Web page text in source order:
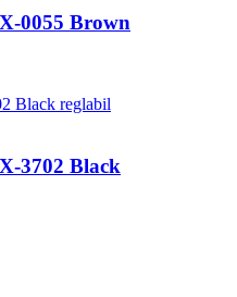
0055 Brown
3702 Black